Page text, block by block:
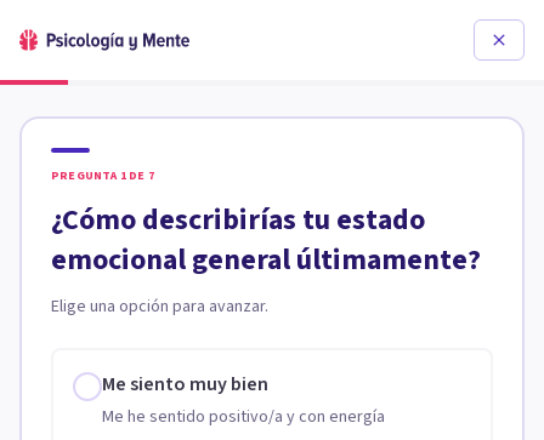
PREGUNTA 1 DE 7
¿Cómo describirías tu estado
emocional general últimamente?
Elige una opción para avanzar.
Me siento muy bien
Me he sentido positivo/a y con energía